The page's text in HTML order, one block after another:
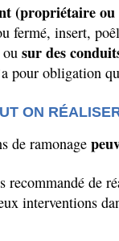
(propriétaire
fermé, insert,
sur des
pour obligation
ON
de ramonage
recommandé de
interventions